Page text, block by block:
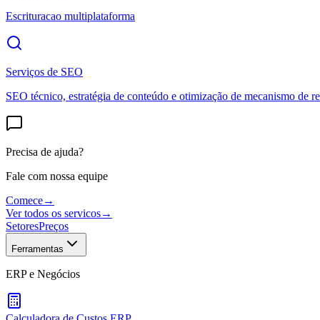
Escrituracao multiplataforma
Serviços de SEO
SEO técnico, estratégia de conteúdo e otimização de mecanismo de
Precisa de ajuda?
Fale com nossa equipe
Comece→
Ver todos os servicos→
SetoresPreços
Ferramentas
ERP e Negócios